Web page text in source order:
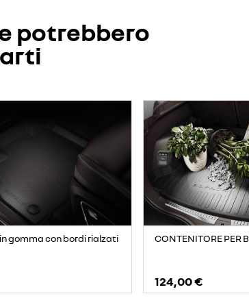
potrebbero
gomma con bordi rialzati CONTENITORE PER
124,00 €